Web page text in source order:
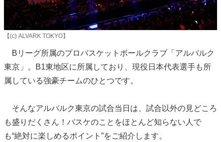
【(c) ALVARK TOKYO】
Bリーグ所属のプロバスケットボールクラブ「アルバルク
東京」。B1東地区に所属しており、現役日本代表選手も所
属している強豪チームのひとつです。
そんなアルバルク東京の試合当日は、試合以外の見どころ
も盛りだくさん！バスケのことをほとんど知らない人で
も“絶対に楽しめるポイント”をご紹介します。